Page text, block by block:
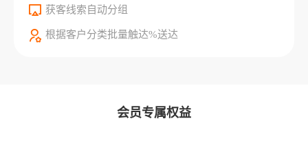
获客线索自动分组
根据客户分类批量触达%送达
会员专属权益